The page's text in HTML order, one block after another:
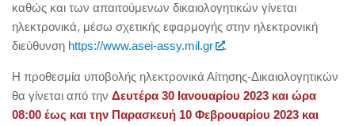
καθώς και των απαιτούμενων δικαιολογητικών γίνεται
ηλεκτρονικά, μέσω σχετικής εφαρμογής στην ηλεκτρονική
διεύθυνση https://www.asei-assy.mil.gr .
Η προθεσμία υποβολής ηλεκτρονικά Αίτησης-Δικαιολογητικών
θα γίνεται από την Δευτέρα 30 Ιανουαρίου 2023 και ώρα
08:00 έως και την Παρασκευή 10 Φεβρουαρίου 2023 και